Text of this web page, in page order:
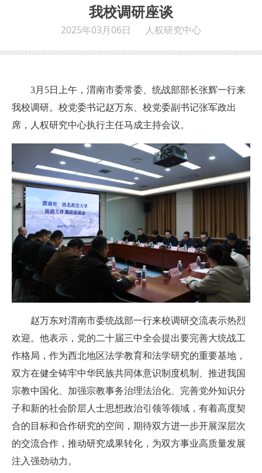
我校调研座谈
2025年03月06日 人权研究中心
3月5日上午，渭南市委常委、统战部部长张辉一行来
我校调研。校党委书记赵万东、校党委副书记张军政出
席，人权研究中心执行主任马成主持会议。
赵万东对渭南市委统战部一行来校调研交流表示热烈
欢迎。他表示，党的二十届三中全会提出要完善大统战工
作格局，作为西北地区法学教育和法学研究的重要基地，
双方在健全铸牢中华民族共同体意识制度机制、推进我国
宗教中国化、加强宗教事务治理法治化、完善党外知识分
子和新的社会阶层人士思想政治引领等领域，有着高度契
合的目标和合作研究的空间，期待双方进一步开展深层次
的交流合作，推动研究成果转化，为双方事业高质量发展
注入强劲动力。